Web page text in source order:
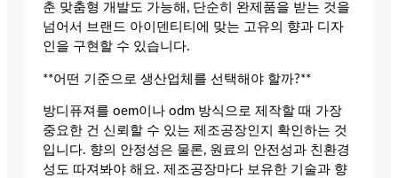
춘 맞춤형 개발도 가능해, 단순히 완제품을 받는 것을
넘어서 브랜드 아이덴티티에 맞는 고유의 향과 디자
인을 구현할 수 있습니다.
**어떤 기준으로 생산업체를 선택해야 할까?**
방디퓨져를 oem이나 odm 방식으로 제작할 때 가장
중요한 건 신뢰할 수 있는 제조공장인지 확인하는 것
입니다. 향의 안정성은 물론, 원료의 안전성과 친환경
성도 따져봐야 해요. 제조공장마다 보유한 기술과 향